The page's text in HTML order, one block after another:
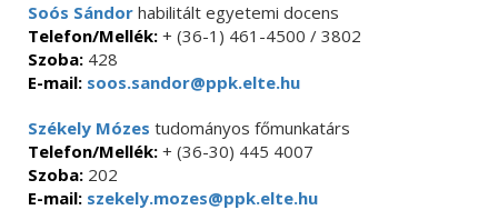
Soós Sándor habilitált egyetemi docens
Telefon/Mellék: + (36-1) 461-4500 / 3802
Szoba: 428
E-mail: soos.sandor@ppk.elte.hu
Székely Mózes tudományos főmunkatárs
Telefon/Mellék: + (36-30) 445 4007
Szoba: 202
E-mail: szekely.mozes@ppk.elte.hu